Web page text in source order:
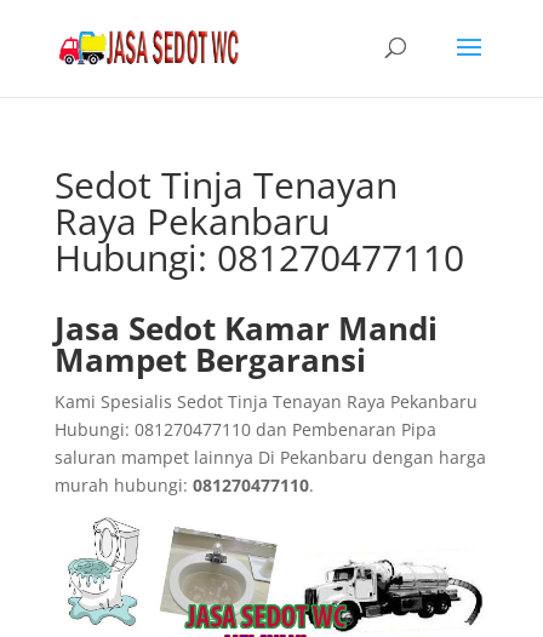
Sedot Tinja Tenayan
Raya Pekanbaru
Hubungi: 081270477110
Jasa Sedot Kamar Mandi
Mampet Bergaransi
Kami Spesialis Sedot Tinja Tenayan Raya Pekanbaru
Hubungi: 081270477110 dan Pembenaran Pipa
saluran mampet lainnya Di Pekanbaru dengan harga
murah hubungi: 081270477110.